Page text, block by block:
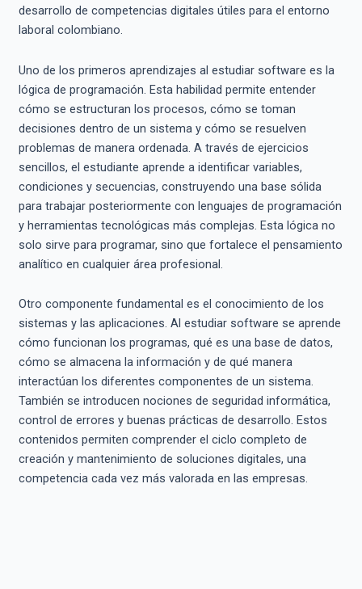
desarrollo de competencias digitales útiles para el entorno
laboral colombiano.
Uno de los primeros aprendizajes al estudiar software es la
lógica de programación. Esta habilidad permite entender
cómo se estructuran los procesos, cómo se toman
decisiones dentro de un sistema y cómo se resuelven
problemas de manera ordenada. A través de ejercicios
sencillos, el estudiante aprende a identificar variables,
condiciones y secuencias, construyendo una base sólida
para trabajar posteriormente con lenguajes de programación
y herramientas tecnológicas más complejas. Esta lógica no
solo sirve para programar, sino que fortalece el pensamiento
analítico en cualquier área profesional.
Otro componente fundamental es el conocimiento de los
sistemas y las aplicaciones. Al estudiar software se aprende
cómo funcionan los programas, qué es una base de datos,
cómo se almacena la información y de qué manera
interactúan los diferentes componentes de un sistema.
También se introducen nociones de seguridad informática,
control de errores y buenas prácticas de desarrollo. Estos
contenidos permiten comprender el ciclo completo de
creación y mantenimiento de soluciones digitales, una
competencia cada vez más valorada en las empresas.